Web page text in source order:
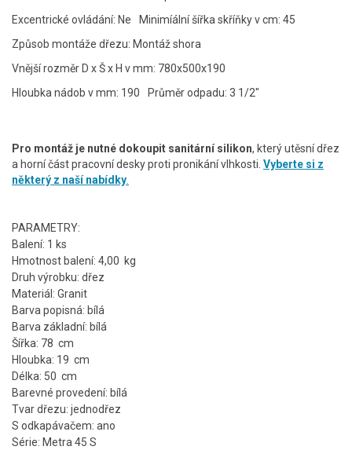
Excentrické ovládání: Ne
Minimíální šířka skříňky v cm: 45
Způsob montáže dřezu: Montáž shora
Vnější rozměr D x Š x H v mm: 780x500x190
Hloubka nádob v mm: 190
Průměr odpadu: 3 1/2"
Pro montáž je nutné dokoupit sanitární silikon, který utěsní dřez
a horní část pracovní desky proti pronikání vlhkosti. Vyberte si z
některý z naší nabídky.
PARAMETRY:
Balení: 1 ks
Hmotnost balení: 4,00 kg
Druh výrobku: dřez
Materiál: Granit
Barva popisná: bílá
Barva základní: bílá
Šířka: 78 cm
Hloubka: 19 cm
Délka: 50 cm
Barevné provedení: bílá
Tvar dřezu: jednodřez
S odkapávačem: ano
Série: Metra 45 S